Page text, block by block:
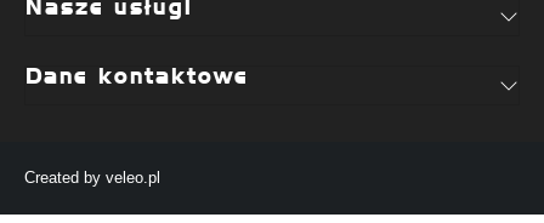
Nasze usługi
Dane kontaktowe
Created by veleo.pl